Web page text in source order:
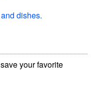
dishes.
your favorite